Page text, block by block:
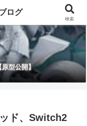
原型公開】
ド、Switch2
ログ
検索